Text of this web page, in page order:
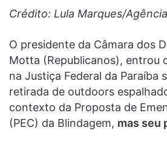
Crédito: Lula Marques/
O presidente da Câmara dos
Motta (Republicanos), entrou
na Justiça Federal da Paraíba
retirada de outdoors
contexto da Proposta de
(PEC) da Blindagem, mas seu